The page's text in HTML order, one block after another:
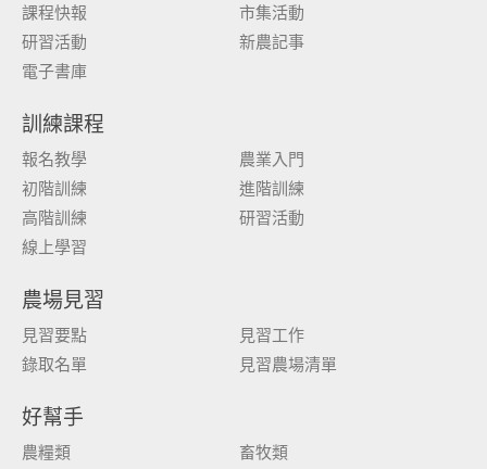
課程快報
市集活動
研習活動
新農記事
電子書庫
訓練課程
報名教學
農業入門
初階訓練
進階訓練
高階訓練
研習活動
線上學習
農場見習
見習要點
見習工作
錄取名單
見習農場清單
好幫手
農糧類
畜牧類